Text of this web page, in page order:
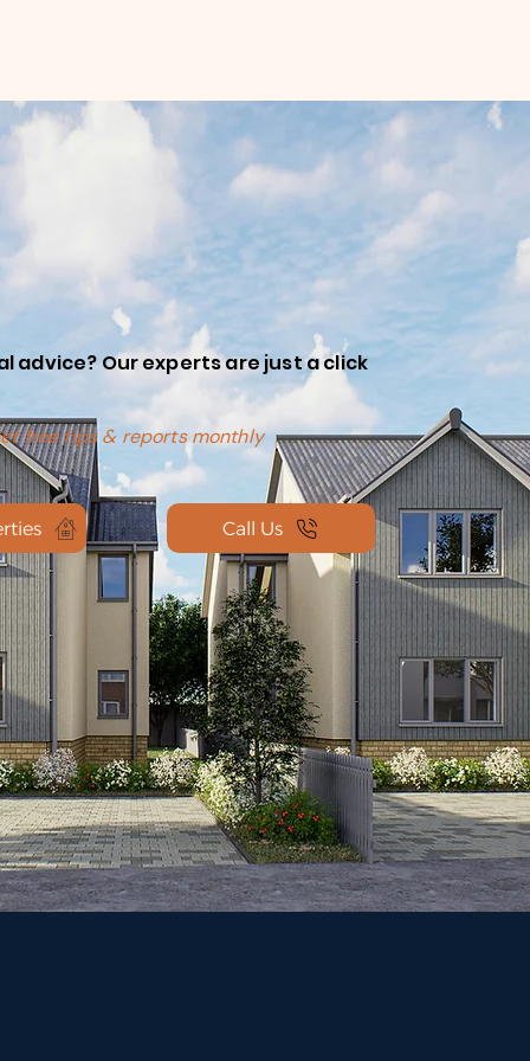
advice? Our experts are just a click
free tips & reports monthly
Call Us